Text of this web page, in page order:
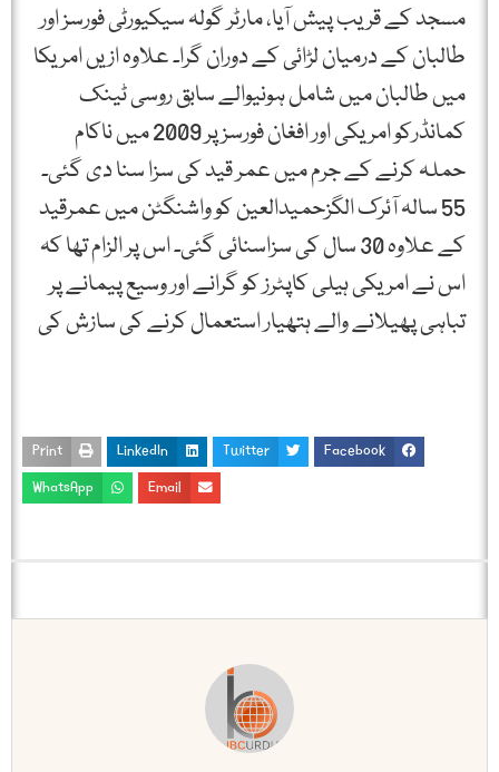
مسجد کے قریب پیش آیا، مارٹر گولہ سیکیورٹی فورسز اور
طالبان کے درمیان لڑائی کے دوران گرا۔ علاوہ ازیں امریکا
میں طالبان میں شامل ہونیوالے سابق روسی ٹینک
کمانڈرکو امریکی اور افغان فورسز پر 2009 میں ناکام
حملہ کرنے کے جرم میں عمر قید کی سزا سنا دی گئی۔
55 سالہ آئرک الگزحمیدالعین کو واشنگٹن میں عمرقید
کے علاوہ 30 سال کی سزاسنائی گئی۔ اس پر الزام تھا کہ
اس نے امریکی ہیلی کاپٹرز کو گرانے اور وسیع پیمانے پر
تباہی پھیلانے والے ہتھیار استعمال کرنے کی سازش کی
Facebook
Twitter
LinkedIn
Print
Email
WhatsApp